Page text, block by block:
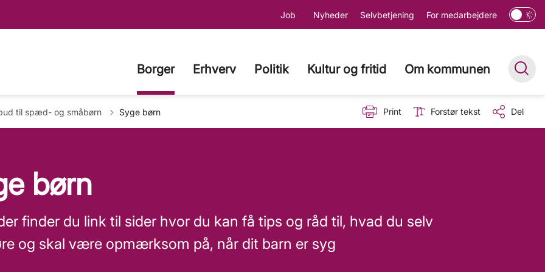
Job Nyheder Selvbetjening For medarbejdere
Borger Erhverv Politik Kultur og fritid Om kommunen
til
til spæd- og småbørn Syge børn Print Forstør tekst Del
børn
finder du link til sider hvor du kan få tips og råd til, hvad du selv
og skal være opmærksom på, når dit barn er syg